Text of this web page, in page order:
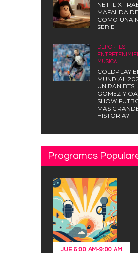
NETFLIX
MAFALDA
COMO UNA
SERIE
DEPORTES
MÚSICA
COLDPLAY
MUNDIAL
UNIRÁN BTS,
GOMEZ Y
SHOW
MÁS
HISTORIA?
Programas
JUE 6:00 AM-9:00 AM